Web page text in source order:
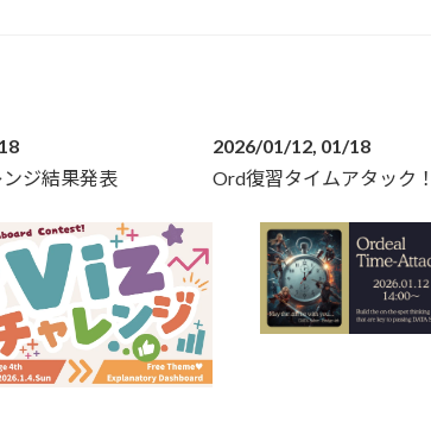
ジ結果発表
2026/01/12, 01/18
Ord復習タイムアタック！